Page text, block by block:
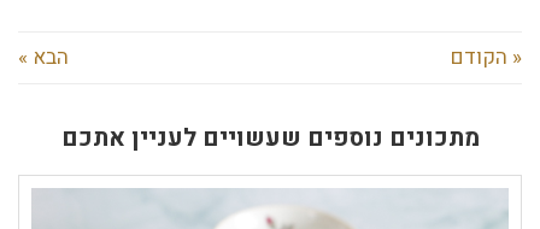
« הקודם הבא »
מתכונים נוספים שעשויים לעניין אתכם